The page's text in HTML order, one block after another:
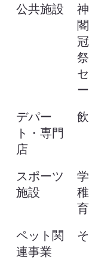
公共施設
デパー
ト・専門
店
スポーツ
施設
ペット関
連事業